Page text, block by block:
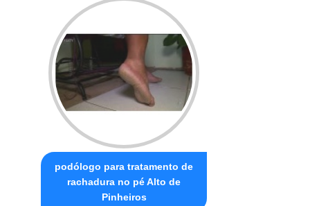
podólogo para tratamento de
rachadura no pé Alto de
Pinheiros